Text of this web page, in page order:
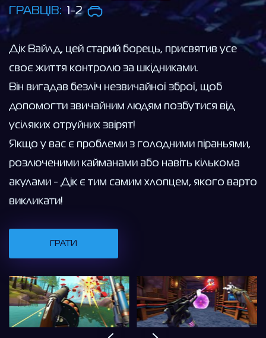
ГРАВЦІВ: 1-2
Дік Вайлд, цей старий борець, присвятив усе
своє життя контролю за шкідниками.
Він вигадав безліч незвичайної зброї, щоб
допомогти звичайним людям позбутися від
усіляких отруйних звірят!
Якщо у вас є проблеми з голодними піраньями,
розлюченими кайманами або навіть кількома
акулами - Дік є тим самим хлопцем, якого варто
викликати!
ГРАТИ